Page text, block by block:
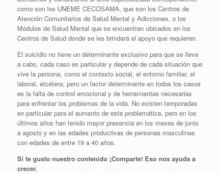
como son los UNEME CECOSAMA, que son los Centros de
Atención Comunitarios de Salud Mental y Adicciones, o los
Módulos de Salud Mental que se encuentran ubicados en los
Centros de Salud donde se les brindará el apoyo que requieran.
El suicidio no tiene un determinante exclusivo para que se lleve
a cabo, cada caso es particular y depende de cada situación que
vive la persona, como el contexto social, el entorno familiar, el
laboral, etcétera; pero un factor determinante en todos los casos
es la falta de control emocional y de herramientas necesarias
para enfrentar los problemas de la vida. No existen temporadas
en particular para el aumento de esta problemática, pero en los
últimos años han tenido mayor presencia en los meses de junio
a agosto y en las edades productivas de personas masculinas
con edades de entre 19 a 40 años.
Si te gusto nuestro contenido ¡Comparte! Eso nos ayuda a
crecer.